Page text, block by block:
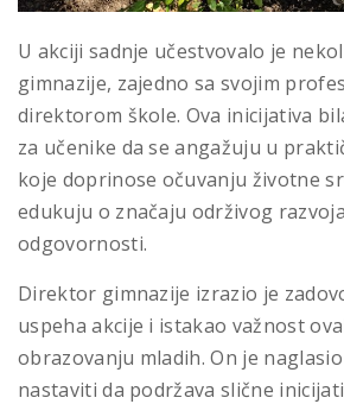
U akciji sadnje učestvovalo je
gimnazije, zajedno sa svojim
direktorom škole. Ova inicijativa
za učenike da se angažuju u
koje doprinose očuvanju životne
edukuju o značaju održivog
odgovornosti.
Direktor gimnazije izrazio je
uspeha akcije i istakao važnost
obrazovanju mladih. On je
nastaviti da podržava slične